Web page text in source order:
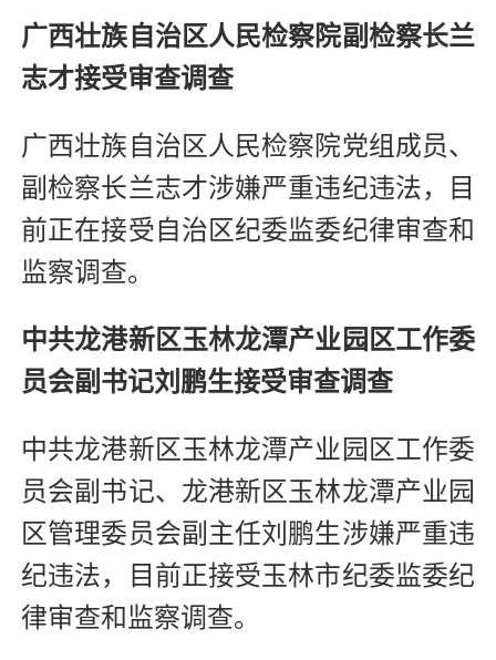
广西壮族自治区人民检察院副检察长兰
志才接受审查调查
广西壮族自治区人民检察院党组成员、
副检察长兰志才涉嫌严重违纪违法，目
前正在接受自治区纪委监委纪律审查和
监察调查。
中共龙港新区玉林龙潭产业园区工作委
员会副书记刘鹏生接受审查调查
中共龙港新区玉林龙潭产业园区工作委
员会副书记、龙港新区玉林龙潭产业园
区管理委员会副主任刘鹏生涉嫌严重违
纪违法，目前正接受玉林市纪委监委纪
律审查和监察调查。